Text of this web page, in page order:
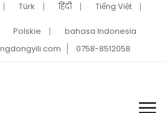
Türk हिंदी Tiếng Việt
Polskie
bahasa Indonesia
0758-8512058